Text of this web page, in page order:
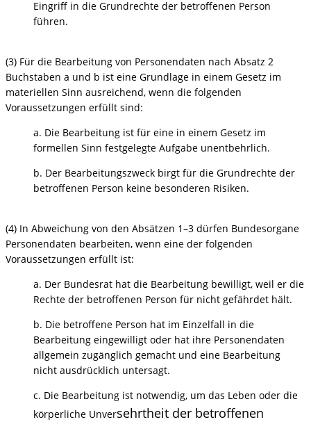
Eingriff in die Grundrechte der betroffenen Person
führen.
(3) Für die Bearbeitung von Personendaten nach Absatz 2
Buchstaben a und b ist eine Grundlage in einem Gesetz im
materiellen Sinn ausreichend, wenn die folgenden
Voraussetzungen erfüllt sind:
a. Die Bearbeitung ist für eine in einem Gesetz im
formellen Sinn festgelegte Aufgabe unentbehrlich.
b. Der Bearbeitungszweck birgt für die Grundrechte der
betroffenen Person keine besonderen Risiken.
(4) In Abweichung von den Absätzen 1–3 dürfen Bundesorgane
Personendaten bearbeiten, wenn eine der folgenden
Voraussetzungen erfüllt ist:
a. Der Bundesrat hat die Bearbeitung bewilligt, weil er die
Rechte der betroffenen Person für nicht gefährdet hält.
b. Die betroffene Person hat im Einzelfall in die
Bearbeitung eingewilligt oder hat ihre Personendaten
allgemein zugänglich gemacht und eine Bearbeitung
nicht ausdrücklich untersagt.
c. Die Bearbeitung ist notwendig, um das Leben oder die
körperliche Unversehrtheit der betroffenen